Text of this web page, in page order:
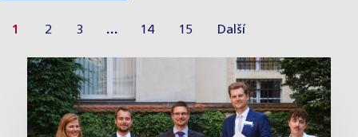
1 2 3 … 14 15 Další